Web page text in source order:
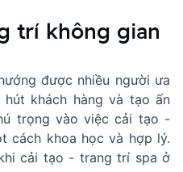
trí không gian
được nhiều người ưa
hút khách hàng và tạo ấn
trọng vào việc cải tạo -
cách khoa học và hợp lý.
cải tạo - trang trí spa ở